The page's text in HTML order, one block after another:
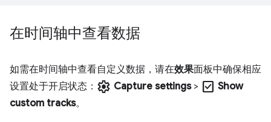
在时间轴中查看数据
如需在时间轴中查看自定义数据，请在效果面板中确保相应
设置处于开启状态： settings Capture settings> check_box Show
custom tracks。